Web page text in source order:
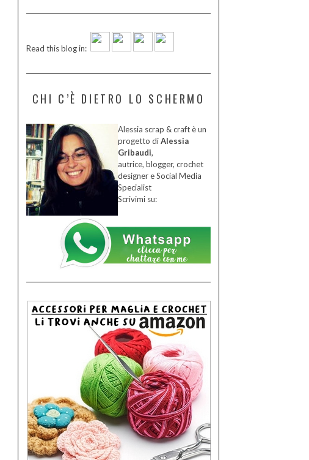
Read this blog in:
CHI C’È DIETRO LO SCHERMO
Alessia scrap & craft è un
progetto diAlessia
Gribaudi,
autrice, blogger, crochet
designer e Social Media
Specialist
Scrivimi su: